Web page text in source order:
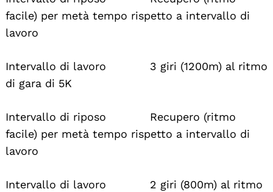
facile) per metà tempo rispetto a intervallo di
lavoro
Intervallo di lavoro 3 giri (1200m) al ritmo
di gara di 5K
Intervallo di riposo Recupero (ritmo
facile) per metà tempo rispetto a intervallo di
lavoro
Intervallo di lavoro 2 giri (800m) al ritmo